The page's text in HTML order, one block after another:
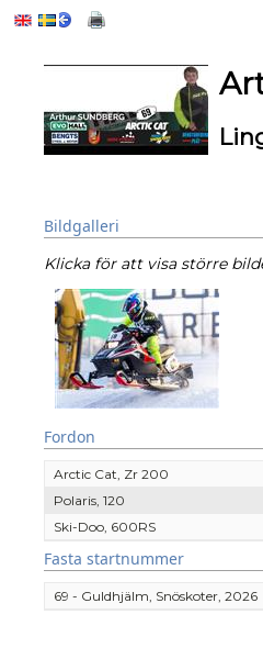
Bildgalleri
Klicka för att visa större
Fordon
Arctic Cat, Zr 200
Polaris, 120
Ski-Doo, 600RS
Fasta startnummer
69 - Guldhjälm, Snöskoter, 2026